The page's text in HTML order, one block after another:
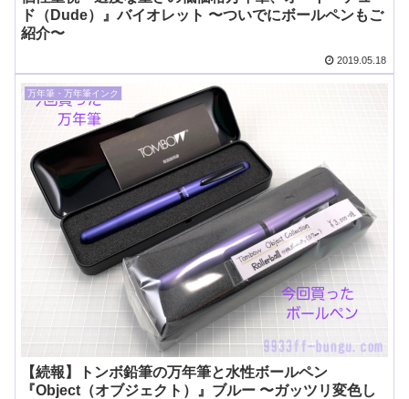
ド（Dude）』バイオレット 〜ついでにボールペンもご
紹介〜
2019.05.18
万年筆・万年筆インク
【続報】トンボ鉛筆の万年筆と水性ボールペン
『Object（オブジェクト）』ブルー 〜ガッツリ変色し